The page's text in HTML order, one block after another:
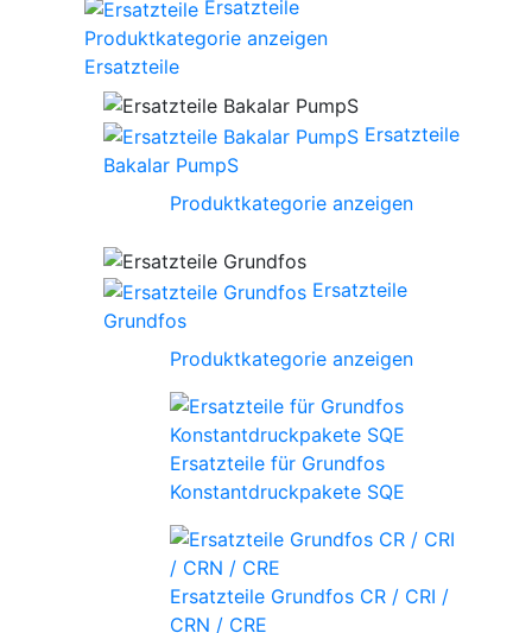
Ersatzteile
Produktkategorie anzeigen
Ersatzteile
Ersatzteile
Bakalar PumpS
Produktkategorie anzeigen
Ersatzteile
Grundfos
Produktkategorie anzeigen
Ersatzteile für Grundfos
Konstantdruckpakete SQE
Ersatzteile Grundfos CR / CRI /
CRN / CRE